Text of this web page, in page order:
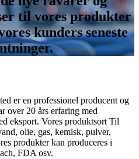
til vores produkter
kunders seneste
er en professionel producent og
over 20 års erfaring med
eksport. Vores produktsort Til
olie, gas, kemisk, pulver,
produkter kan produceres i
FDA osv.